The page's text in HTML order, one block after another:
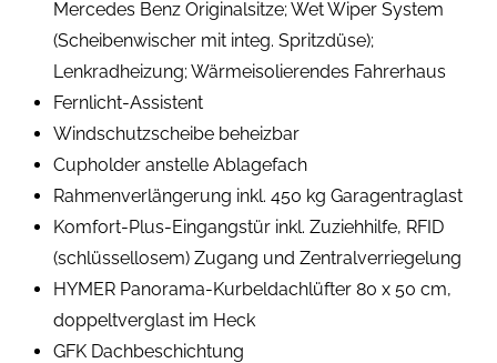
Mercedes Benz Originalsitze; Wet Wiper System
(Scheibenwischer mit integ. Spritzdüse);
Lenkradheizung; Wärmeisolierendes Fahrerhaus
Fernlicht-Assistent
Windschutzscheibe beheizbar
Cupholder anstelle Ablagefach
Rahmenverlängerung inkl. 450 kg Garagentraglast
Komfort-Plus-Eingangstür inkl. Zuziehhilfe, RFID
(schlüssellosem) Zugang und Zentralverriegelung
HYMER Panorama-Kurbeldachlüfter 80 x 50 cm,
doppeltverglast im Heck
GFK Dachbeschichtung